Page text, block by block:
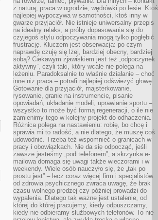
z naturą, praca w ogrodzie, wędrówki po lesie. Ktoś
najlepiej wypoczywa w samotności, ktoś inny w
gwarze przyjaciół. Nie istnieje uniwersalny przepis
na idealny relaks, a próby dopasowania się do
czyjegoś stylu odpoczywania mogą tylko pogłębić
frustrację. Kluczem jest obserwacja: po czym
naprawdę czuję się lżej, bardziej obecny, bardziej
sobą? Ciekawym zjawiskiem jest też „odpoczynek
aktywny”, czyli taki, który wcale nie polega na
leżeniu. Paradoksalnie to właśnie działanie – choć
inne niż praca – potrafi najlepiej odświeżyć głowę.
Gotowanie dla przyjaciół, majsterkowanie,
rysowanie, granie na instrumencie, pisanie
opowiadań, układanie modeli, uprawianie sportu –
wszystko to może być formą regeneracji, o ile nie
zamienimy tego w kolejny projekt do odhaczenia.
Różnica polega na nastawieniu: robię, bo chcę i
sprawia mi to radość, a nie dlatego, że muszę coś
udowodnić. Trzeba też wspomnieć o granicach w
pracy i obowiązkach. Nie da się odpocząć, jeśli
zawsze jesteśmy „pod telefonem”, a skrzynka e-
mailowa domaga się uwagi także wieczorami i w
weekendy. Wiele osób nauczyło się, że „tak po
prostu jest” – lecz coraz więcej firm i specjalistów
od zdrowia psychicznego zwraca uwagę, że brak
czasu wolnego prędzej czy później prowadzi do
wypalenia. Dlatego tak ważne jest ustalenie, od
której do której pracujemy, kiedy odpuszczamy,
kiedy nie odbieramy służbowych telefonów. To nie